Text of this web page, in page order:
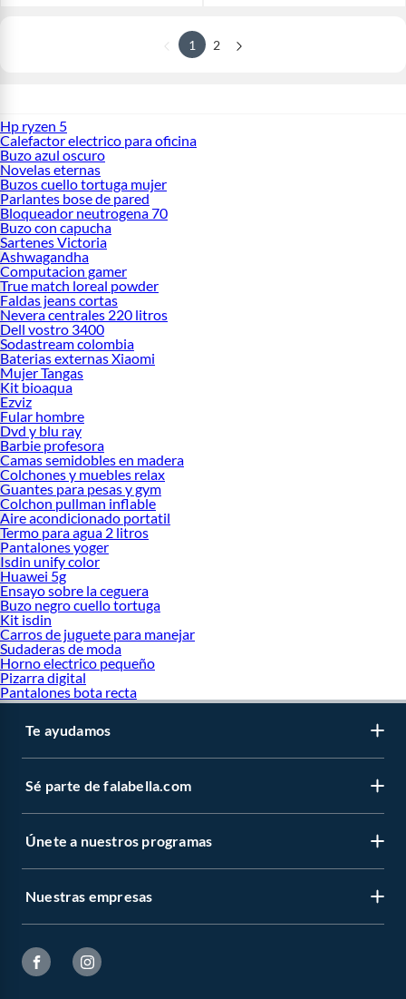
1 2
Hp ryzen 5
Calefactor electrico para oficina
Buzo azul oscuro
Novelas eternas
Buzos cuello tortuga mujer
Parlantes bose de pared
Bloqueador neutrogena 70
Buzo con capucha
Sartenes Victoria
Ashwagandha
Computacion gamer
True match loreal powder
Faldas jeans cortas
Nevera centrales 220 litros
Dell vostro 3400
Sodastream colombia
Baterias externas Xiaomi
Mujer Tangas
Kit bioaqua
Ezviz
Fular hombre
Dvd y blu ray
Barbie profesora
Camas semidobles en madera
Colchones y muebles relax
Guantes para pesas y gym
Colchon pullman inflable
Aire acondicionado portatil
Termo para agua 2 litros
Pantalones yoger
Isdin unify color
Huawei 5g
Ensayo sobre la ceguera
Buzo negro cuello tortuga
Kit isdin
Carros de juguete para manejar
Sudaderas de moda
Horno electrico pequeño
Pizarra digital
Pantalones bota recta
Te ayudamos
Sé parte de falabella.com
Únete a nuestros programas
Nuestras empresas